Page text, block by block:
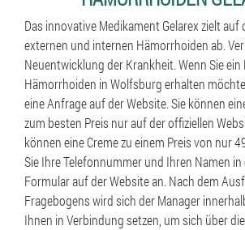
Das innovative Medikament Gelarex zielt auf
externen und internen Hämorrhoiden ab.
Neuentwicklung der Krankheit. Wenn Sie
Hämorrhoiden in Wolfsburg erhalten
eine Anfrage auf der Website. Sie können
zum besten Preis nur auf der offiziellen
können eine Creme zu einem Preis von nur
Sie Ihre Telefonnummer und Ihren Namen in
Formular auf der Website an. Nach dem
Fragebogens wird sich der Manager
Ihnen in Verbindung setzen, um sich über